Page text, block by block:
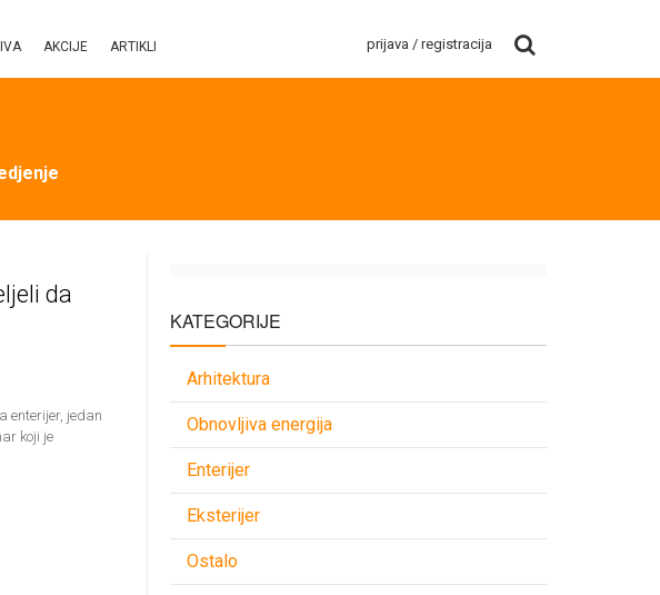
AKCIJE ARTIKLI prijava / registracija
da
enterijer, jedan
koji je
KATEGORIJE
Arhitektura
Obnovljiva energija
Enterijer
Eksterijer
Ostalo